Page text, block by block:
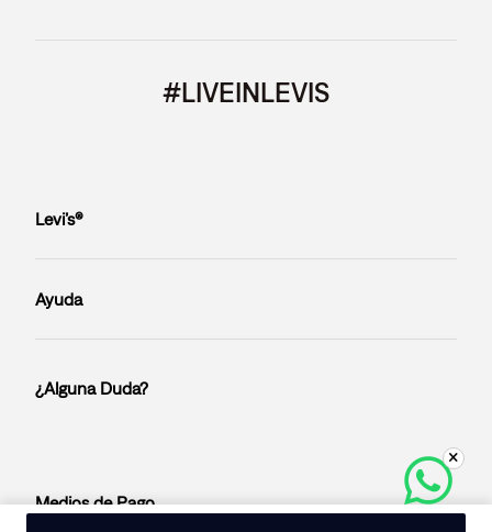
#LIVEINLEVIS
Levi’s®
Ayuda
¿Alguna Duda?
Medios de Pago